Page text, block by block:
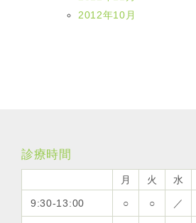
2012年10月
診療時間
月 火 水
9:30-13:00 ○ ○ ／